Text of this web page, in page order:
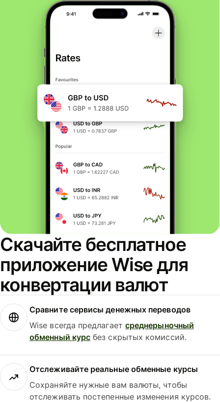
Скачайте бесплатное
приложение Wise для
конвертации валют
Сравните сервисы денежных переводов
Wise всегда предлагает среднерыночный
обменный курс без скрытых комиссий.
Отслеживайте реальные обменные курсы
Сохраняйте нужные вам валюты, чтобы
отслеживать постепенные изменения курсов.